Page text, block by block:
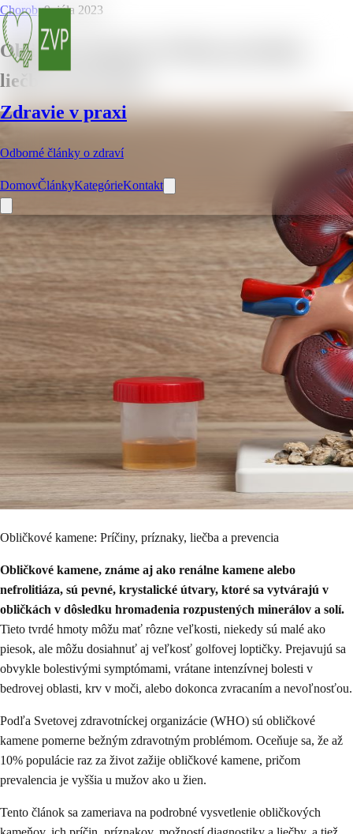
Zdravie v praxi
Odborné články o zdraví
DomovČlánkyKategórieKontakt
Choroby9. júla 2023
Obličkové kamene: Príčiny, príznaky,
liečba a prevencia
Obličkové kamene: Príčiny, príznaky, liečba a prevencia
Obličkové kamene, známe aj ako renálne kamene alebo
nefrolitiáza, sú pevné, krystalické útvary, ktoré sa vytvárajú v
obličkách v dôsledku hromadenia rozpustených minerálov a solí.
Tieto tvrdé hmoty môžu mať rôzne veľkosti, niekedy sú malé ako
piesok, ale môžu dosiahnuť aj veľkosť golfovej loptičky. Prejavujú sa
obvykle bolestivými symptómami, vrátane intenzívnej bolesti v
bedrovej oblasti, krv v moči, alebo dokonca zvracaním a nevoľnosťou.
Podľa Svetovej zdravotníckej organizácie (WHO) sú obličkové
kamene pomerne bežným zdravotným problémom. Oceňuje sa, že až
10% populácie raz za život zažije obličkové kamene, pričom
prevalencia je vyššia u mužov ako u žien.
Tento článok sa zameriava na podrobné vysvetlenie obličkových